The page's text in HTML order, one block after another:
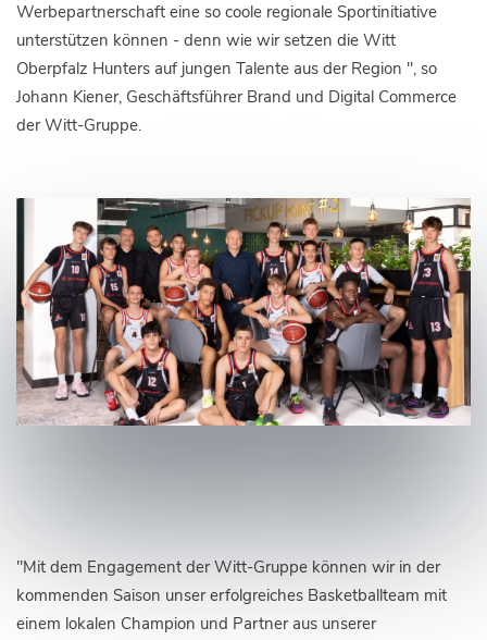
Werbepartnerschaft eine so coole regionale Sportinitiative
unterstützen können - denn wie wir setzen die Witt
Oberpfalz Hunters auf jungen Talente aus der Region ", so
Johann Kiener, Geschäftsführer Brand und Digital Commerce
der Witt-Gruppe.
"Mit dem Engagement der Witt-Gruppe können wir in der
kommenden Saison unser erfolgreiches Basketballteam mit
einem lokalen Champion und Partner aus unserer